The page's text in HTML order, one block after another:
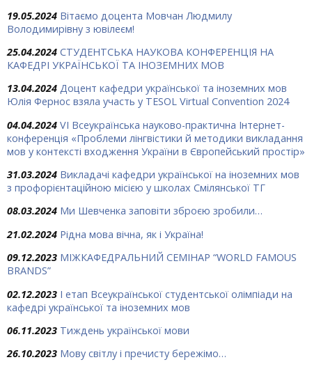
19.05.2024 Вітаємо доцента Мовчан Людмилу
Володимирівну з ювілеєм!
25.04.2024 СТУДЕНТСЬКА НАУКОВА КОНФЕРЕНЦІЯ НА
КАФЕДРІ УКРАЇНСЬКОЇ ТА ІНОЗЕМНИХ МОВ
13.04.2024 Доцент кафедри української та іноземних мов
Юлія Фернос взяла участь у TESOL Virtual Convention 2024
04.04.2024 VІ Всеукраїнська науково-практична Інтернет-
конференція «Проблеми лінгвістики й методики викладання
мов у контексті входження України в Європейський простір»
31.03.2024 Викладачі кафедри української на іноземних мов
з профорієнтаційною місією у школах Смілянської ТГ
08.03.2024 Ми Шевченка заповіти зброєю зробили…
21.02.2024 Рідна мова вічна, як і Україна!
09.12.2023 МІЖКАФЕДРАЛЬНИЙ СЕМІНАР “WORLD FAMOUS
BRANDS”
02.12.2023 І етап Всеукраїнської студентської олімпіади на
кафедрі української та іноземних мов
06.11.2023 Тиждень української мови
26.10.2023 Мову світлу і пречисту бережімо…